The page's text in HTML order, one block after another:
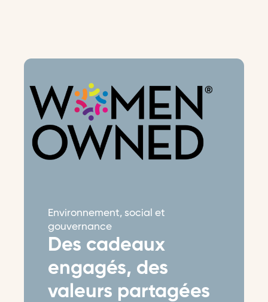
Environnement, social et
gouvernance
Des cadeaux
engagés, des
valeurs partagées